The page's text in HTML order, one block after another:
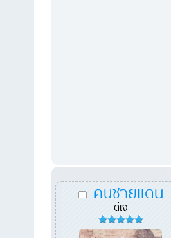
คนชายแดน
ดีเจ